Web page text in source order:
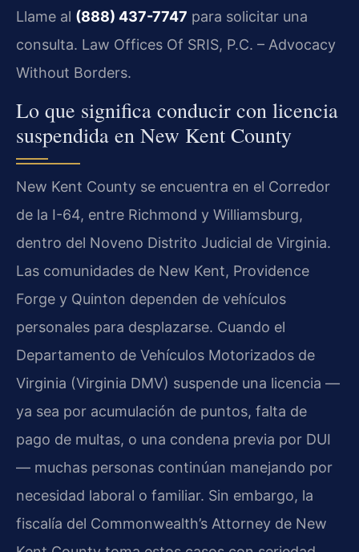
Llame al (888) 437-7747 para solicitar una
consulta. Law Offices Of SRIS, P.C. – Advocacy
Without Borders.
Lo que significa conducir con licencia
suspendida en New Kent County
New Kent County se encuentra en el Corredor
de la I-64, entre Richmond y Williamsburg,
dentro del Noveno Distrito Judicial de Virginia.
Las comunidades de New Kent, Providence
Forge y Quinton dependen de vehículos
personales para desplazarse. Cuando el
Departamento de Vehículos Motorizados de
Virginia (Virginia DMV) suspende una licencia —
ya sea por acumulación de puntos, falta de
pago de multas, o una condena previa por DUI
— muchas personas continúan manejando por
necesidad laboral o familiar. Sin embargo, la
fiscalía del Commonwealth’s Attorney de New